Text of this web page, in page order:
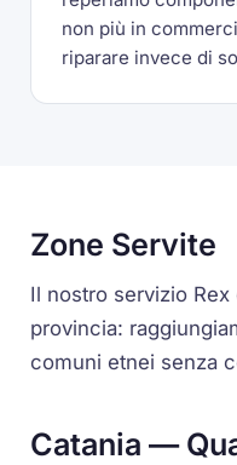
non più in
riparare invece di
Zone Servite
Il nostro servizio
provincia:
comuni etnei senza
Catania —